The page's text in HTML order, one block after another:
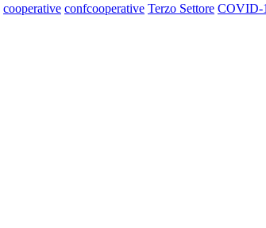
cooperative confcooperative Terzo Settore COVID-